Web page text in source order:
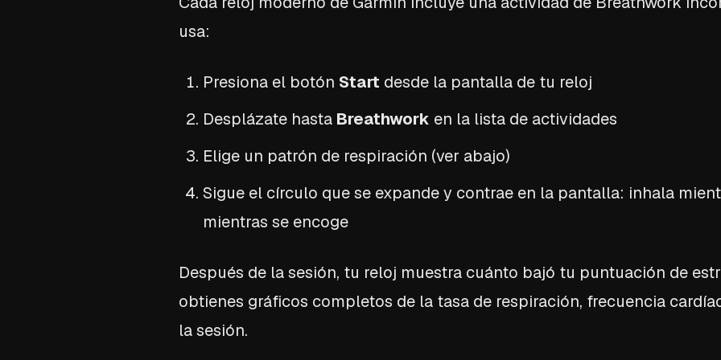
usa:
Presiona el botón Start desde la pantalla de tu reloj
Desplázate hasta Breathwork en la lista de actividades
Elige un patrón de respiración (ver abajo)
Sigue el círculo que se expande y contrae en la pantalla: inhala
mientras se encoge
Después de la sesión, tu reloj muestra cuánto bajó tu puntuación de
obtienes gráficos completos de la tasa de respiración, frecuencia
la sesión.